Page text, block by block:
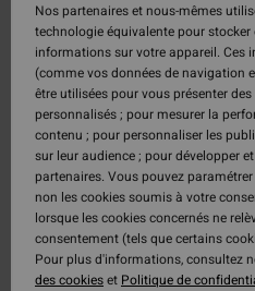
Nos partenaires et nous-mêmes
technologie équivalente pour
informations sur votre appareil. Ces
(comme vos données de navigation
être utilisées pour vous présenter
personnalisés ; pour mesurer la
contenu ; pour personnaliser les
sur leur audience ; pour développer
partenaires. Vous pouvez
non les cookies soumis à votre
lorsque les cookies concernés ne
consentement (tels que certains
Pour plus d'informations, consultez
des cookieset Politique de